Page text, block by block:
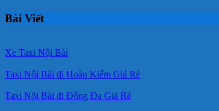
Bài Viết
Xe Taxi Nội Bài
Taxi Nội Bài đi Hoàn Kiếm Giá Rẻ
Taxi Nội Bài đi Đống Đa Giá Rẻ